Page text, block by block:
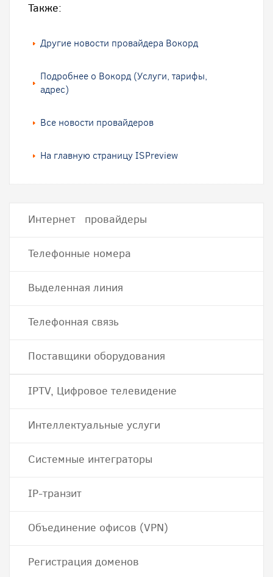
Также:
Другие новости провайдера Вокорд
Подробнее о Вокорд (Услуги, тарифы,
адрес)
Все новости провайдеров
На главную страницу ISPreview
Интернет провайдеры
Телефонные номера
Выделенная линия
Телефонная связь
Поставщики оборудования
IPTV, Цифровое телевидение
Интеллектуальные услуги
Системные интеграторы
IP-транзит
Объединение офисов (VPN)
Регистрация доменов